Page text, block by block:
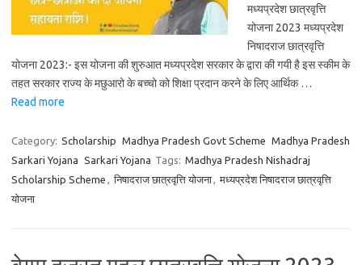
मध्यप्रदेश छात्रवृत्ति
योजना 2023 मध्यप्रदेश
निषादराज छात्रवृत्ति
योजना 2023:- इस योजना की शुरुआत मध्यप्रदेश सरकार के द्वारा की गयी है इस स्कीम के
तहत सरकार राज्य के मछुआरो के बच्चो को शिक्षा प्रदान करने के लिए आर्थिक …
Read more
Category: Scholarship Madhya Pradesh Govt Scheme Madhya Pradesh
Sarkari Yojana Sarkari Yojana Tags: Madhya Pradesh Nishadraj
Scholarship Scheme , निषादराज छात्रवृत्ति योजना, मध्यप्रदेश निषादराज छात्रवृत्ति
योजना